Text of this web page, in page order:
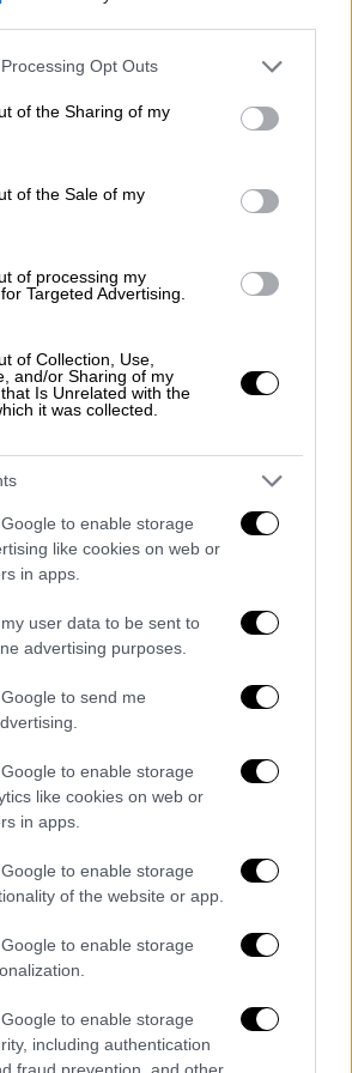
website/app uses one or more Google
or usage behaviour. You may click to
to Google and its third-party tags to
specified purposes in below Google
Opt Outs
of the Sharing of my
of the Sale of my
of processing my
Targeted Advertising.
of Collection, Use,
and/or Sharing of my
Is Unrelated with the
it was collected.
to enable storage
like cookies on web or
in apps.
user data to be sent to
advertising purposes.
to send me
to enable storage
like cookies on web or
in apps.
to enable storage
of the website or app.
to enable storage
to enable storage
including authentication
fraud prevention, and other
του καλλιτεχνικού
Θούλη Μυσιρλόγλου
, έκανε
στην ιστορία του
στην απόφαση του Γιάννη
να περιορίσει τον
Παπαγεωργόπουλου
και να μειώσει τον χρόνο
φεστιβάλ.
την πόλη και έκτοτε
κινήσεις, για να
εκδηλώσεις σε ένα
φεστιβάλ» είπε η
και πρόσθεσε: «το "σπίτι"
αλλά δεν έγινε ακόμη
μας χαροποιεί ότι
των ευρωπαϊκών
28 Σεπτεμβρίου με
ένα εμβληματικό
τον
Λευκό
, το παλαιότερο Free press
Ελλάδα και μια
του πολιτισμού, όπως το
Ωδείο, το Φεστιβάλ
η Εφορεία
Θεσσαλονίκης,
οργανώνουν και
ένα πολυθέαμα